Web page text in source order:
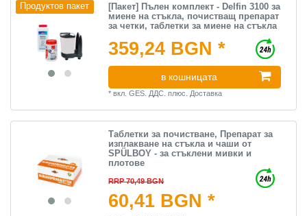
Продуктов пакет
[Пакет] Пълен комплект - Delfin 3100 за
миене на стъкла, почистващ препарат
за четки, таблетки за миене на стъкла
359,24 BGN *
в кошницата
*вкл. GES. ДДС. плюс. Доставка
Таблетки за почистване, Препарат за
изплакване на стъкла и чаши от
SPÜLBOY - за стъклени мивки и
плотове
RRP 70,49 BGN
60,41 BGN *